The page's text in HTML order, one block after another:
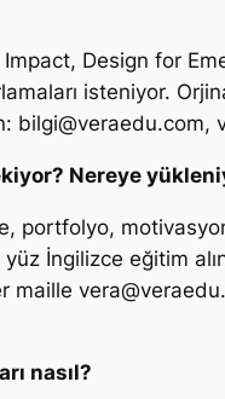
Design for
isteniyor.
bilgi@veraedu.com,
Nereye
portfolyo,
İngilizce eğitim
maille
nasıl?